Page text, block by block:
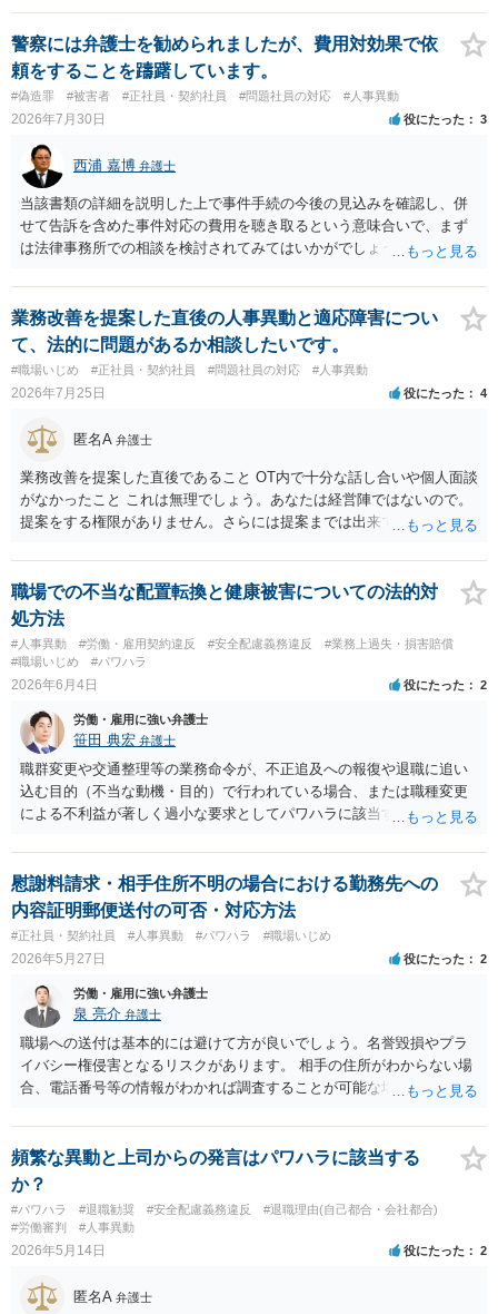
警察には弁護士を勧められましたが、費用対効果で依
頼をすることを躊躇しています。
#偽造罪 #被害者 #正社員・契約社員 #問題社員の対応 #人事異動
2026年7月30日 役にたった 3
西浦 嘉博 弁護士
当該書類の詳細を説明した上で事件手続の今後の見込みを確認し、併
せて告訴を含めた事件対応の費用を聴き取るという意味合いで、まず
は法律事務所での相談を検討されてみてはいかがでしょうか。 上記、
業務改善を提案した直後の人事異動と適応障害につい
て、法的に問題があるか相談したいです。
#職場いじめ #正社員・契約社員 #問題社員の対応 #人事異動
2026年7月25日 役にたった 4
匿名A 弁護士
業務改善を提案した直後であること OT内で十分な話し合いや個人面談
がなかったこと これは無理でしょう。あなたは経営陣ではないので。
提案をする権限がありません。さらには提案までは出来ても、会社が
況を報告する義務もありません。 権限がないことをして、相手が応じ
ないのは当然で、それで適応障害になっても、そもそも相手は適法で
すので、対応は難しいでしょう。
職場での不当な配置転換と健康被害についての法的対
処方法
#人事異動 #労働・雇用契約違反 #安全配慮義務違反
#業務上過失・損害賠償
#職場いじめ
#パワハラ
2026年6月4日 役にたった 2
労働・雇用に強い弁護士
笹田 典宏 弁護士
職群変更や交通整理等の業務命令が、不正追及への報復や退職に追い
込む目的（不当な動機・目的）で行われている場合、または職種変更
による不利益が著しく過小な要求としてパワハラに該当する場合、そ
態への配慮を怠り症状を悪化させたことは安全配慮義務違反に該当し
得ます。これらを根拠として、労働審判等を通じて配転の無効主張
や、不法行為に基づく損害賠償（慰謝料等）の請求、さらには労災認
定の申請を検討することが考えられます。
慰謝料請求・相手住所不明の場合における勤務先への
内容証明郵便送付の可否・対応方法
#正社員・契約社員 #人事異動 #パワハラ #職場いじめ
2026年5月27日 役にたった 2
労働・雇用に強い弁護士
泉 亮介 弁護士
職場への送付は基本的には避けて方が良いでしょう。名誉毀損やプラ
イバシー権侵害となるリスクがあります。 相手の住所がわからない場
合、電話番号等の情報がわかれば調査することが可能な場合もありま
頻繁な異動と上司からの発言はパワハラに該当する
か？
#パワハラ #退職勧奨 #安全配慮義務違反
#退職理由(自己都合・会社都合)
#労働審判
#人事異動
2026年5月14日 役にたった 2
匿名A 弁護士